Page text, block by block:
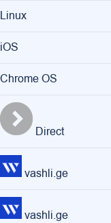
Linux
iOS
Chrome OS
Direct
vashli.ge
vashli.ge